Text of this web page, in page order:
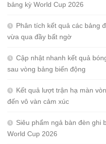
bảng kỳ World Cup 2026
Phân tích kết quả các bảng
vừa qua đầy bất ngờ
Cập nhật nhanh kết quả
sau vòng bảng biến động
Kết quả lượt trận hạ màn
đến vô vàn cảm xúc
Siêu phẩm ngả bàn đèn ghi
World Cup 2026